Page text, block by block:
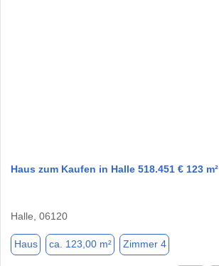
Haus zum Kaufen in Halle 518.451 € 123 m²
Halle, 06120
Haus ca. 123,00 m² Zimmer 4